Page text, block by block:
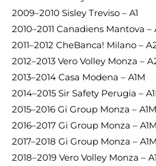
2009–2010 Sisley Treviso – A1
2010–2011 Canadiens Mantova –
2011–2012 CheBanca! Milano –
2012–2013 Vero Volley Monza –
2013–2014 Casa Modena – A1M
2014–2015 Sir Safety Perugia –
2015–2016 Gi Group Monza – A1M
2016–2017 Gi Group Monza – A1M
2017–2018 Gi Group Monza – A1M
2018–2019 Vero Volley Monza –